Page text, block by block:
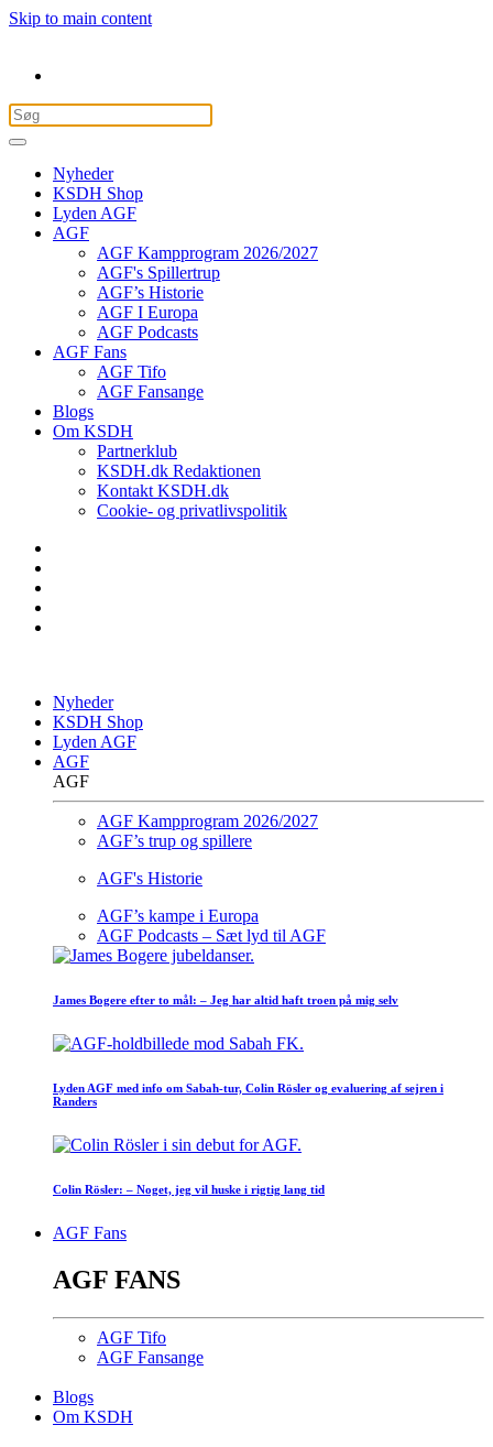
Skip to main content
Nyheder
KSDH Shop
Lyden AGF
AGF
AGF Kampprogram 2026/2027
AGF's Spillertrup
AGF’s Historie
AGF I Europa
AGF Podcasts
AGF Fans
AGF Tifo
AGF Fansange
Blogs
Om KSDH
Partnerklub
KSDH.dk Redaktionen
Kontakt KSDH.dk
Cookie- og privatlivspolitik
Nyheder
KSDH Shop
Lyden AGF
AGF
AGF
AGF Kampprogram 2026/2027
AGF’s trup og spillere
AGF's Historie
AGF’s kampe i Europa
AGF Podcasts – Sæt lyd til AGF
James Bogere efter to mål: – Jeg har altid haft troen på mig selv
Lyden AGF med info om Sabah-tur, Colin Rösler og evaluering af sejren i
Randers
Colin Rösler: – Noget, jeg vil huske i rigtig lang tid
AGF Fans
AGF FANS
AGF Tifo
AGF Fansange
Blogs
Om KSDH